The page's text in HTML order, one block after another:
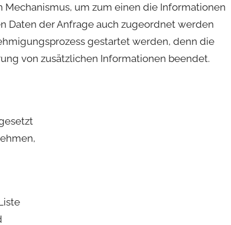
um zum einen die Informationen
Daten der Anfrage auch zugeordnet werden
gestartet werden, denn die
von zusätzlichen Informationen beendet.